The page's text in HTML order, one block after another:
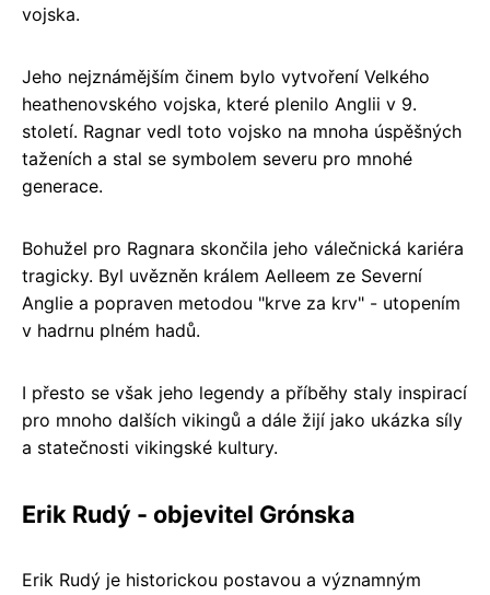
vojska.
Jeho nejznámějším činem bylo vytvoření Velkého
heathenovského vojska, které plenilo Anglii v 9.
století. Ragnar vedl toto vojsko na mnoha úspěšných
taženích a stal se symbolem severu pro mnohé
generace.
Bohužel pro Ragnara skončila jeho válečnická kariéra
tragicky. Byl uvězněn králem Aelleem ze Severní
Anglie a popraven metodou "krve za krv" - utopením
v hadrnu plném hadů.
I přesto se však jeho legendy a příběhy staly inspirací
pro mnoho dalších vikingů a dále žijí jako ukázka síly
a statečnosti vikingské kultury.
Erik Rudý - objevitel Grónska
Erik Rudý je historickou postavou a významným